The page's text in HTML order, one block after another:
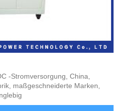
-Stromversorgung, China,
maßgeschneiderte Marken,